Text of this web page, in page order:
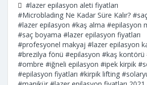
#lazer epilasyon aleti fiyatları
#Microblading Ne Kadar Süre Kalır?
#lazer epilasyon #kaş alma #epilasyon
#saç boyama #lazer epilasyon fiyatları
#profesyonel makyaj #lazer epilasyon
#brezilya fönü #epilasyon #kaş kontörü
#ombre #iğneli epilasyon #ipek kirpik
#epilasyon fiyatları #kirpik lifting